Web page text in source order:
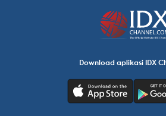
Download aplikasi IDX